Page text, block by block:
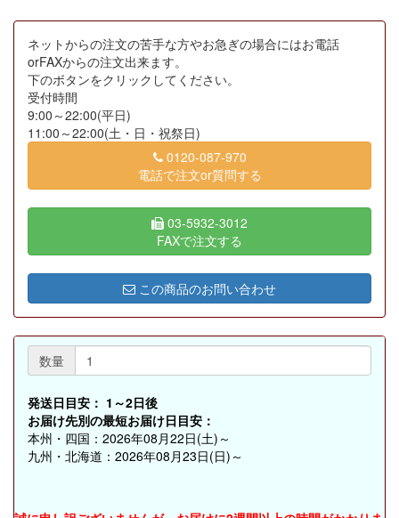
ネットからの注文の苦手な方やお急ぎの場合にはお電話
orFAXからの注文出来ます。
下のボタンをクリックしてください。
受付時間
9:00～22:00(平日)
11:00～22:00(土・日・祝祭日)
0120-087-970
電話で注文or質問する
03-5932-3012
FAXで注文する
この商品のお問い合わせ
数量
発送日目安： 1～2日後
お届け先別の最短お届け日目安：
本州・四国：2026年08月22日(土)～
九州・北海道：2026年08月23日(日)～